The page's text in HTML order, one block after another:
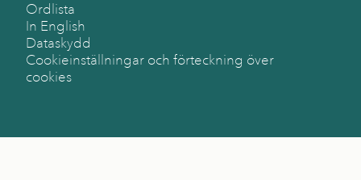
Ordlista
In English
Dataskydd
Cookieinställningar och förteckning över
cookies